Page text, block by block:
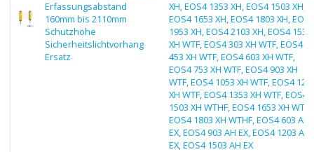
Erfassungsabstand
160mm bis 2110mm
Schutzhöhe
Sicherheitslichtvorhang
Ersatz
XH, EOS4 1353 XH, EOS4 1503 XH,
EOS4 1653 XH, EOS4 1803 XH, EOS4
1953 XH, EOS4 2103 XH, EOS4 153
XH WTF, EOS4 303 XH WTF, EOS4
453 XH WTF, EOS4 603 XH WTF,
EOS4 753 XH WTF, EOS4 903 XH
WTF, EOS4 1053 XH WTF, EOS4
XH WTF, EOS4 1353 XH WTF, EOS4
1503 XH WTHF, EOS4 1653 XH
EOS4 1803 XH WTHF, EOS4 603 AH
EX, EOS4 903 AH EX, EOS4 1203 AH
EX, EOS4 1503 AH EX